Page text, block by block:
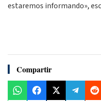
estaremos informando»,
Compartir